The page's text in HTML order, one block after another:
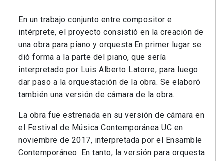
En un trabajo conjunto entre compositor e
intérprete, el proyecto consistió en la creación de
una obra para piano y orquesta.En primer lugar se
dió forma a la parte del piano, que sería
interpretado por Luis Alberto Latorre, para luego
dar paso a la orquestación de la obra. Se elaboró
también una versión de cámara de la obra.
La obra fue estrenada en su versión de cámara en
el Festival de Música Contemporánea UC en
noviembre de 2017, interpretada por el Ensamble
Contemporáneo. En tanto, la versión para orquesta